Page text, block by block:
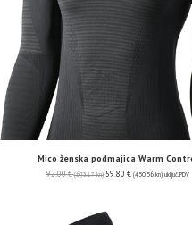
Mico ženska podmajica Warm
92.00€ (693.17 kn) 59.80 € (450.56 kn) uključ. PDV